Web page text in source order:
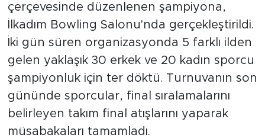
çerçevesinde düzenlenen şampiyona,
İlkadım Bowling Salonu'nda gerçekleştirildi.
İki gün süren organizasyonda 5 farklı ilden
gelen yaklaşık 30 erkek ve 20 kadın sporcu
şampiyonluk için ter döktü. Turnuvanın son
gününde sporcular, final sıralamalarını
belirleyen takım final atışlarını yaparak
müsabakaları tamamladı.